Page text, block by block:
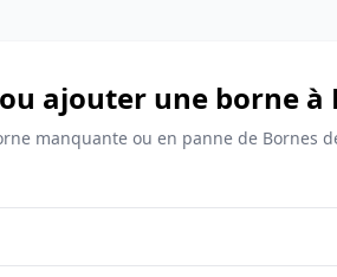
ajouter une borne à
manquante ou en panne de Bornes